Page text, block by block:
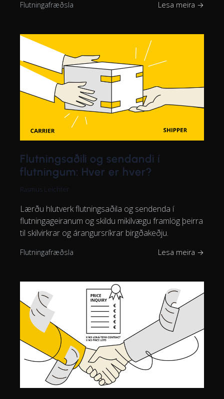
Flutningafræðsla Lesa meira →
Flutningsaðili og sendandi í
flutningum: Hver er hver?
Rasmus Leichter
Lærðu hlutverk flutningsaðila og sendenda í
flutningageiranum og skildu mikilvægu framlög þeirra
til skilvirkrar og árangursríkrar birgðakeðju.
Flutningafræðsla Lesa meira →